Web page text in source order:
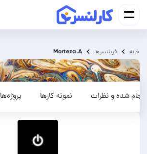
خانه فریلنسرها Morteza.A
نمونه کارها شده و نظرات